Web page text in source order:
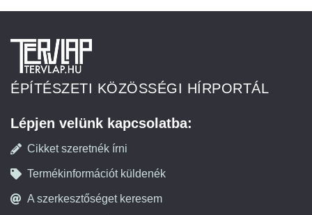
ÉPÍTÉSZETI KÖZÖSSÉGI HÍRPORTÁL
Lépjen velünk kapcsolatba:
Cikket szeretnék írni
Termékinformációt küldenék
A szerkesztőséget keresem